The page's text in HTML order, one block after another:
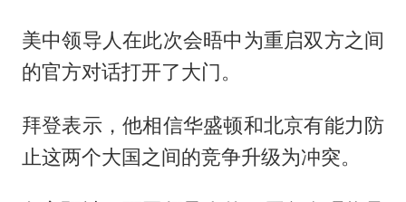
美中领导人在此次会晤中为重启双方之间
的官方对话打开了大门。
拜登表示，他相信华盛顿和北京有能力防
止这两个大国之间的竞争升级为冲突。